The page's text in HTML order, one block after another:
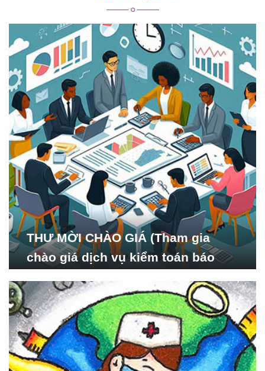
viết
THƯ MỜI CHÀO GIÁ (Tham gia
chào giá dịch vụ kiểm toán báo
Nghiên cứu Phát triển Xã
hội_ISDS)